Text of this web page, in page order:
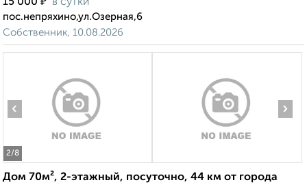
15 000
в сутки
пос.непряхино,ул.Озерная,6
Собственник, 10.08.2026
2/8
‹ ›
Дом 70м², 2-этажный, посуточно, 44 км от города